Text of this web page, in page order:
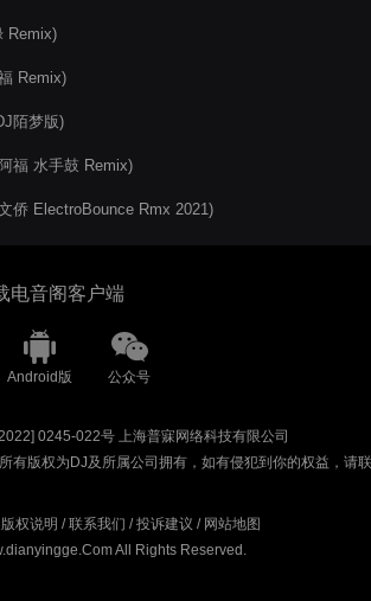
Remix)
Remix)
陌梦版)
福 水手鼓 Remix)
侨 ElectroBounce Rmx 2021)
电音阁客户端
Android版 公众号
0245-022号 上海普寐网络科技有限公司
有版权为DJ及所属公司拥有，如有侵犯到你的权益，请
版权说明 /联系我们 /投诉建议 / 网站地图
All Rights Reserved.